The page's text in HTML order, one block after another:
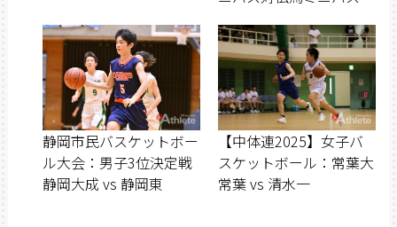
静岡市民バスケットボー
ル大会：男子3位決定戦
静岡大成 vs 静岡東
【中体連2025】女子バ
スケットボール：常葉大
常葉 vs 清水一